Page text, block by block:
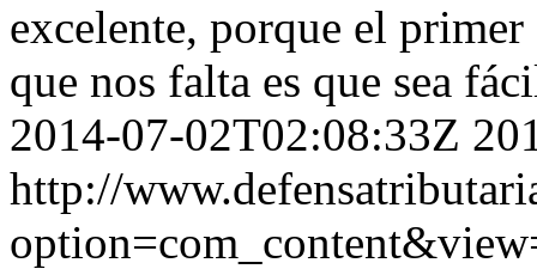
excelente, porque el
que nos falta es que sea
2014-07-02T02:08:33Z
http://